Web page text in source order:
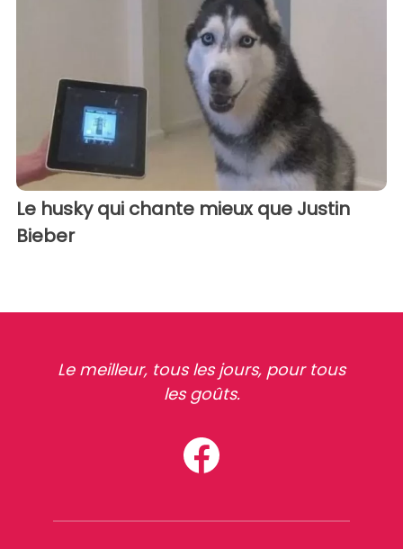
Le husky qui chante mieux que Justin
Bieber
Le meilleur, tous les jours, pour tous
les goûts.